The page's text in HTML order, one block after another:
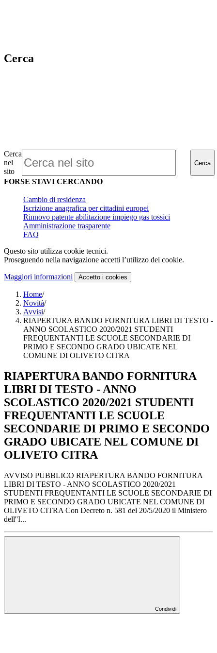
Cerca
Cerca
nel
sito
Cerca
FORSE STAVI CERCANDO
Cambio di residenza
Iscrizione anagrafica per cittadini europei
Rinnovo patente abilitazione impiego gas tossici
Amministrazione trasparente
FAQ
Questo sito utilizza cookie tecnici.
Proseguendo nella navigazione accetti l’utilizzo dei cookie.
Maggiori informazioni Accetto i cookies
Home/
Novità/
Avvisi/
RIAPERTURA BANDO FORNITURA LIBRI DI TESTO -
ANNO SCOLASTICO 2020/2021 STUDENTI
FREQUENTANTI LE SCUOLE SECONDARIE DI
PRIMO E SECONDO GRADO UBICATE NEL
COMUNE DI OLIVETO CITRA
RIAPERTURA BANDO FORNITURA
LIBRI DI TESTO - ANNO
SCOLASTICO 2020/2021 STUDENTI
FREQUENTANTI LE SCUOLE
SECONDARIE DI PRIMO E SECONDO
GRADO UBICATE NEL COMUNE DI
OLIVETO CITRA
AVVISO PUBBLICO RIAPERTURA BANDO FORNITURA
LIBRI DI TESTO - ANNO SCOLASTICO 2020/2021
STUDENTI FREQUENTANTI LE SCUOLE SECONDARIE DI
PRIMO E SECONDO GRADO UBICATE NEL COMUNE DI
OLIVETO CITRA Con Decreto n. 581 del 20/5/2020 il Ministero
dell''I...
Condividi